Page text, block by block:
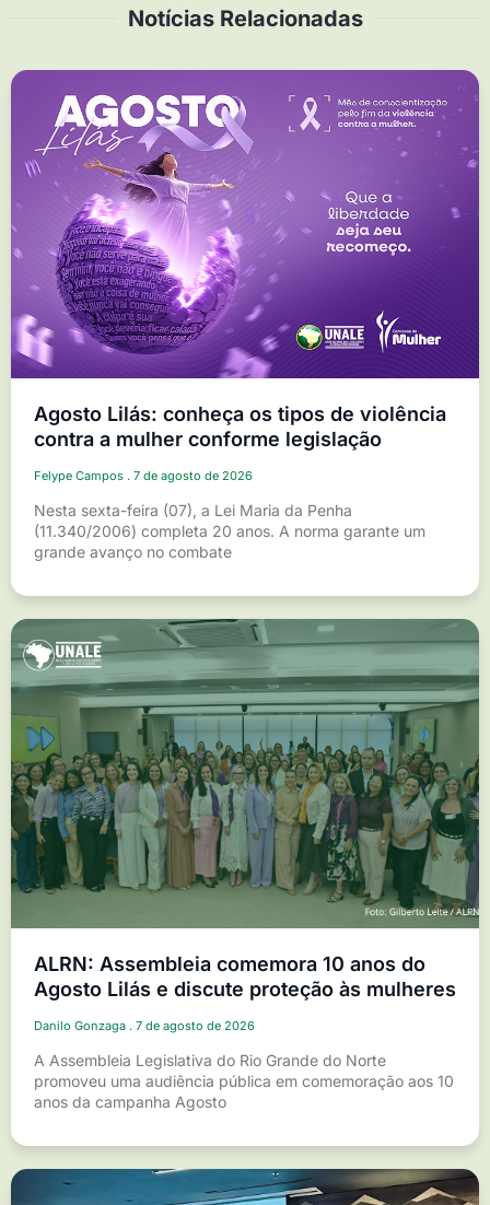
Notícias Relacionadas
Agosto Lilás: conheça os tipos de violência
contra a mulher conforme legislação
Felype Campos 7 de agosto de 2026
Nesta sexta-feira (07), a Lei Maria da Penha
(11.340/2006) completa 20 anos. A norma garante um
grande avanço no combate
ALRN: Assembleia comemora 10 anos do
Agosto Lilás e discute proteção às mulheres
Danilo Gonzaga 7 de agosto de 2026
A Assembleia Legislativa do Rio Grande do Norte
promoveu uma audiência pública em comemoração aos 10
anos da campanha Agosto